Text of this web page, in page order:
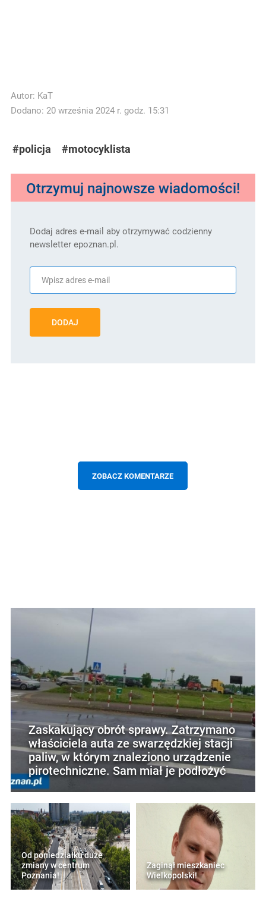
Autor: KaT
Dodano: 20 września 2024 r. godz. 15:31
#policja #motocyklista
Otrzymuj najnowsze wiadomości!
Dodaj adres e-mail aby otrzymywać codzienny
newsletter epoznan.pl.
DODAJ
ZOBACZ KOMENTARZE
Zaskakujący obrót sprawy. Zatrzymano
właściciela auta ze swarzędzkiej stacji
paliw, w którym znaleziono urządzenie
pirotechniczne. Sam miał je podłożyć
Od poniedziałku duże
zmiany w centrum
Poznania!
Zaginął mieszkaniec
Wielkopolski!